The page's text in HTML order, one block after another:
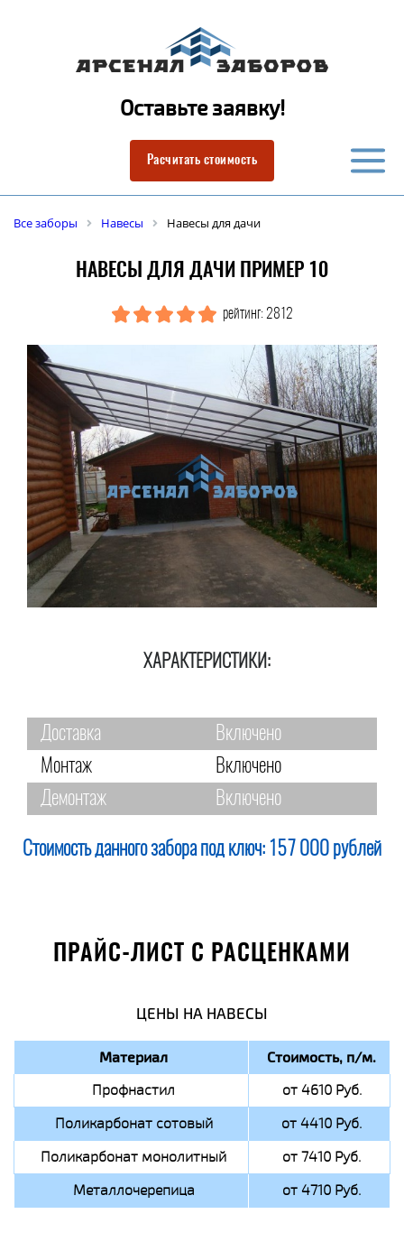
Оставьте заявку!
Расчитать стоимость
Все заборы Навесы Навесы для дачи
НАВЕСЫ ДЛЯ ДАЧИ ПРИМЕР 10
рейтинг: 2812
ХАРАКТЕРИСТИКИ:
Доставка
Включено
Монтаж
Включено
Демонтаж
Включено
Стоимость данного забора под ключ: 157 000 рублей
ПРАЙС-ЛИСТ С РАСЦЕНКАМИ
ЦЕНЫ НА НАВЕСЫ
Материал Стоимость, п/м.
Профнастил
от 4610 Руб.
Поликарбонат сотовый
от 4410 Руб.
Поликарбонат монолитный
от 7410 Руб.
Металлочерепица
от 4710 Руб.